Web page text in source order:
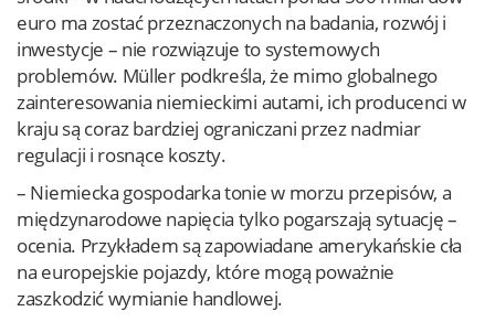
euro ma zostać przeznaczonych na badania, rozwój i
inwestycje – nie rozwiązuje to systemowych
problemów. Müller podkreśla, że mimo globalnego
zainteresowania niemieckimi autami, ich producenci w
kraju są coraz bardziej ograniczani przez nadmiar
regulacji i rosnące koszty.
– Niemiecka gospodarka tonie w morzu przepisów, a
międzynarodowe napięcia tylko pogarszają sytuację –
ocenia. Przykładem są zapowiadane amerykańskie cła
na europejskie pojazdy, które mogą poważnie
zaszkodzić wymianie handlowej.